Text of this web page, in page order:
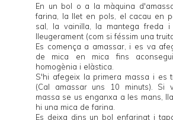
En un bol o a la màquina
farina, la llet en pols, el cacau en
sal, la vainilla, la mantega freda i
lleugerament (com si féssim una
Es comença a amassar, i es va
de mica en mica fins
homogènia i elàstica.
S'hi afegeix la primera massa i es
(Cal amassar uns 10 minuts). Si
massa se us enganxa a les mans,
hi una mica de farina.
Es deixa dins un bol enfarinat i